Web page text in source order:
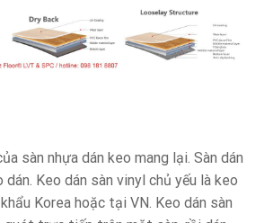
sàn nhựa dán keo mang lại. Sàn dán
dán. Keo dán sàn vinyl chủ yếu là keo
Korea hoặc tại VN. Keo dán sàn